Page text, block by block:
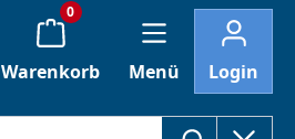
0
Warenkorb Menü Login